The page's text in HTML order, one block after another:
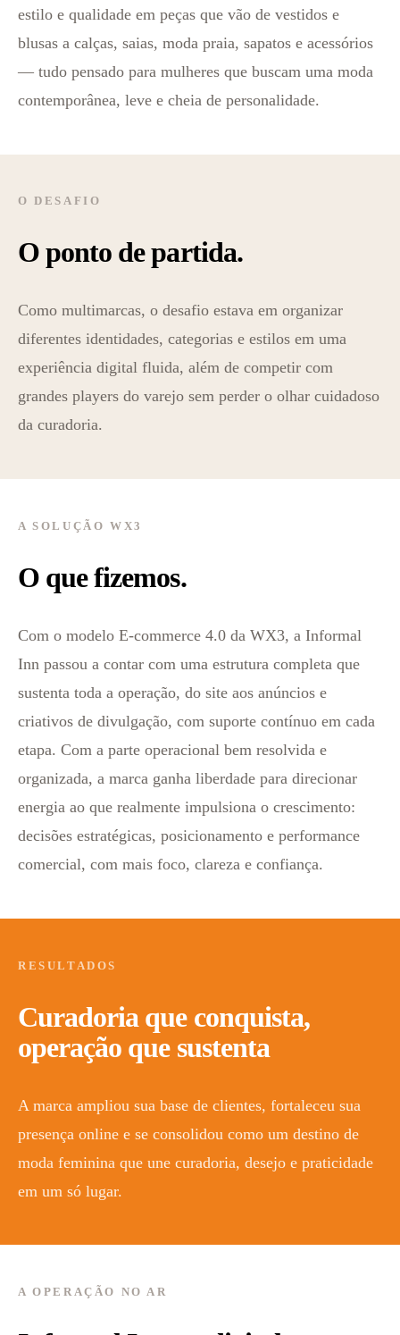
estilo e qualidade em peças que vão de vestidos e
blusas a calças, saias, moda praia, sapatos e acessórios
— tudo pensado para mulheres que buscam uma moda
contemporânea, leve e cheia de personalidade.
O DESAFIO
O ponto de partida.
Como multimarcas, o desafio estava em organizar
diferentes identidades, categorias e estilos em uma
experiência digital fluida, além de competir com
grandes players do varejo sem perder o olhar cuidadoso
da curadoria.
A SOLUÇÃO WX3
O que fizemos.
Com o modelo E-commerce 4.0 da WX3, a Informal
Inn passou a contar com uma estrutura completa que
sustenta toda a operação, do site aos anúncios e
criativos de divulgação, com suporte contínuo em cada
etapa. Com a parte operacional bem resolvida e
organizada, a marca ganha liberdade para direcionar
energia ao que realmente impulsiona o crescimento:
decisões estratégicas, posicionamento e performance
comercial, com mais foco, clareza e confiança.
RESULTADOS
Curadoria que conquista,
operação que sustenta
A marca ampliou sua base de clientes, fortaleceu sua
presença online e se consolidou como um destino de
moda feminina que une curadoria, desejo e praticidade
em um só lugar.
A OPERAÇÃO NO AR